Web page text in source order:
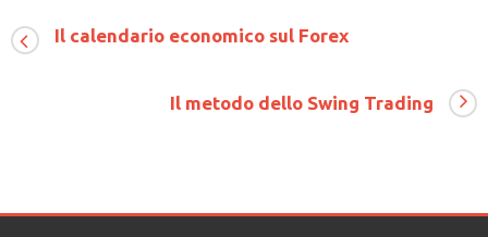
economico
Il calendario economico sul Forex
Il metodo dello Swing Trading